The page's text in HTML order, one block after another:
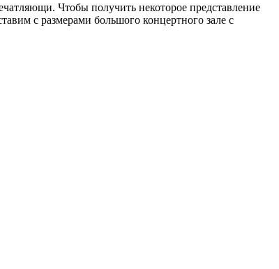
Чтобы получить некоторое представление
с размерами большого концертного зале с